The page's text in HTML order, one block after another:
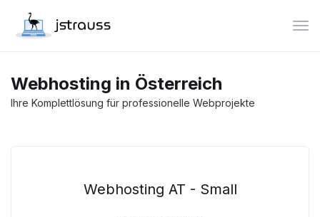
Webhosting in Österreich
Ihre Komplettlösung für professionelle Webprojekte
Webhosting AT - Small